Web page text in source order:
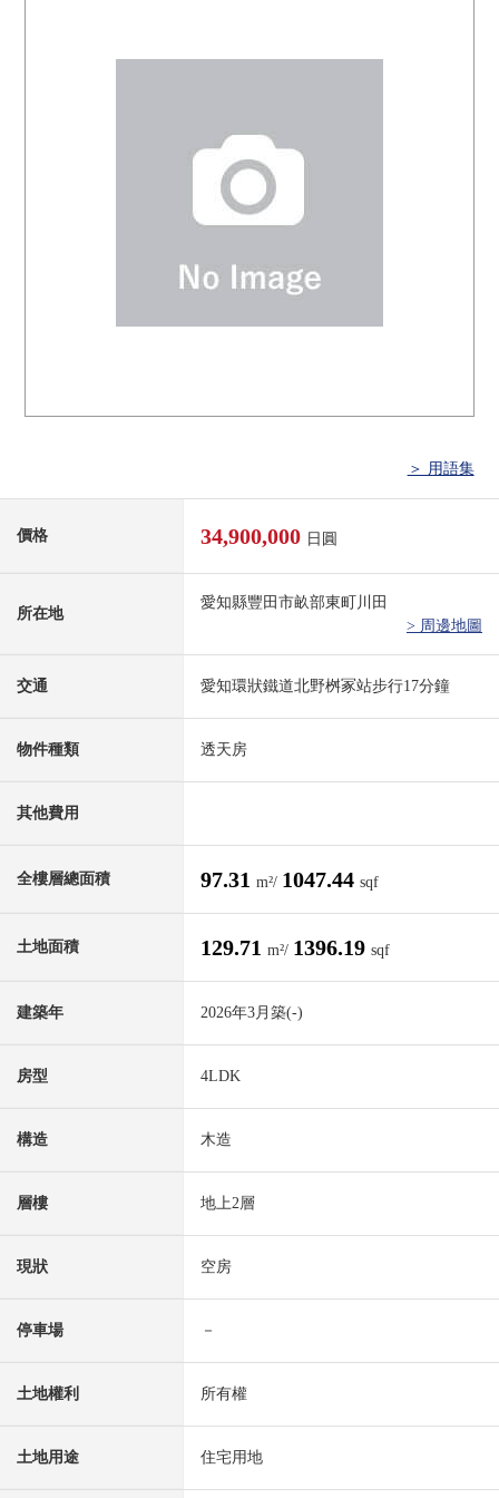
＞ 用語集
價格 34,900,000 日圓
所在地
愛知縣豐田市畝部東町川田
> 周邊地圖
交通 愛知環狀鐵道北野桝冢站步行17分鐘
物件種類 透天房
其他費用
全樓層總面積 97.31 m²/ 1047.44 sqf
土地面積 129.71 m²/ 1396.19 sqf
建築年 2026年3月築(-)
房型 4LDK
構造 木造
層樓 地上2層
現狀 空房
停車場 －
土地權利 所有權
土地用途 住宅用地